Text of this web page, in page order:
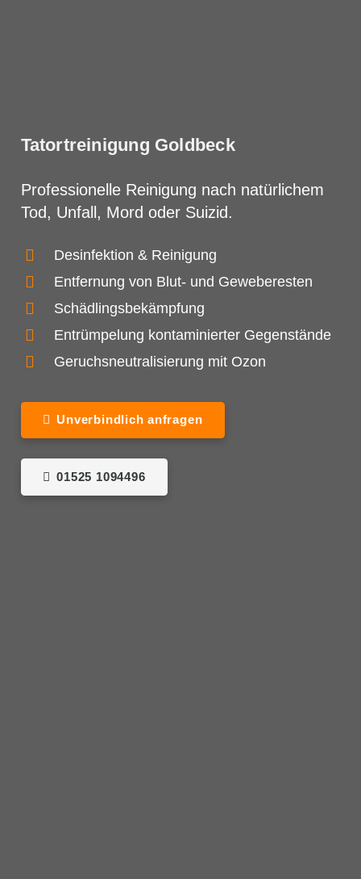
Tatortreinigung Goldbeck
Professionelle Reinigung nach natürlichem
Tod, Unfall, Mord oder Suizid.
Desinfektion & Reinigung
Entfernung von Blut- und Geweberesten
Schädlingsbekämpfung
Entrümpelung kontaminierter Gegenstände
Geruchsneutralisierung mit Ozon
Unverbindlich anfragen
01525 1094496